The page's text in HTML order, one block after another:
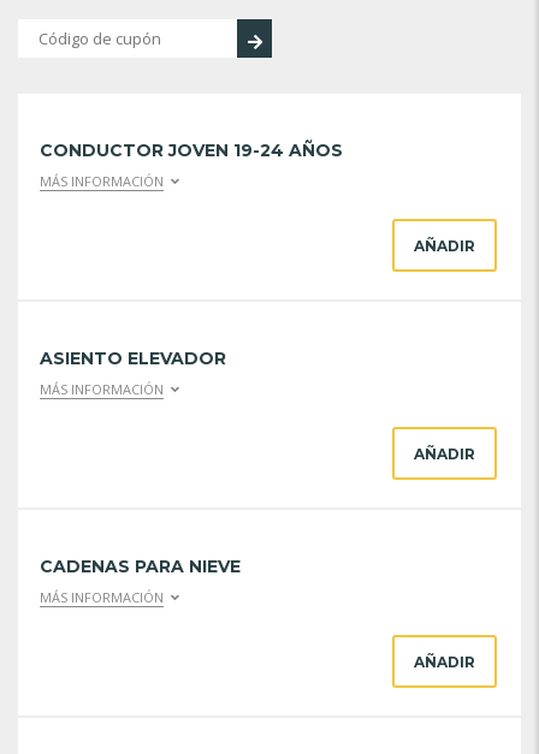
CONDUCTOR JOVEN 19-24 AÑOS
MÁS INFORMACIÓN
AÑADIR
ASIENTO ELEVADOR
MÁS INFORMACIÓN
AÑADIR
CADENAS PARA NIEVE
MÁS INFORMACIÓN
AÑADIR